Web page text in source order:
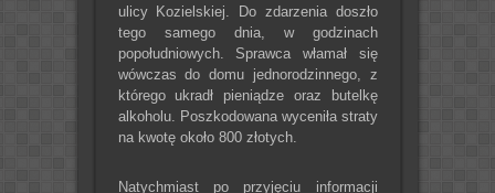
ulicy Kozielskiej. Do zdarzenia doszło
tego samego dnia, w godzinach
popołudniowych. Sprawca włamał się
wówczas do domu jednorodzinnego, z
którego ukradł pieniądze oraz butelkę
alkoholu. Poszkodowana wyceniła straty
na kwotę około 800 złotych.
Natychmiast po przyjęciu informacji